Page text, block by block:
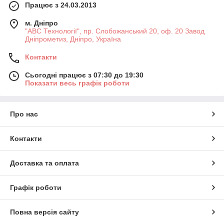
Працює з 24.03.2013
м. Дніпро
"АВС Технології", пр. Слобожанський 20, оф. 20 Завод
Дніпрометиз, Дніпро, Україна
Контакти
Сьогодні працює з 07:30 до 19:30
Показати весь графік роботи
Про нас
Контакти
Доставка та оплата
Графік роботи
Повна версія сайту